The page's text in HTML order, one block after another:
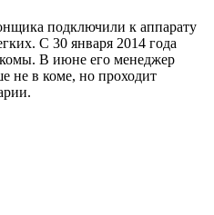
подключили к аппарату
С 30 января 2014 года
В июне его менеджер
не в коме, но проходит